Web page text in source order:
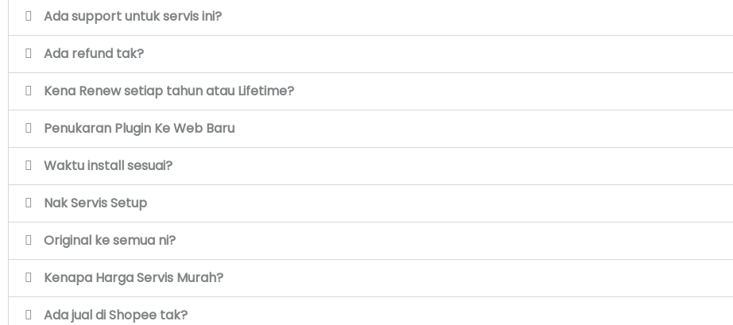
Ada support untuk servis ini?
Ada refund tak?
Kena Renew setiap tahun atau Lifetime?
Penukaran Plugin Ke Web Baru
Waktu install sesuai?
Nak Servis Setup
Original ke semua ni?
Kenapa Harga Servis Murah?
Ada jual di Shopee tak?